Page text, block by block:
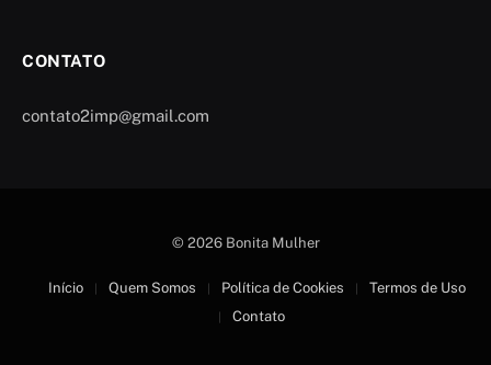
CONTATO
contato2imp@gmail.com
© 2026 Bonita Mulher
Início Quem Somos Política de Cookies
Termos de Uso
Contato